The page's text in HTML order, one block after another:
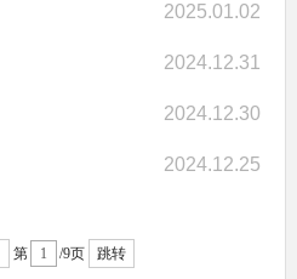
2025.01.02
2024.12.31
2024.12.30
2024.12.25
第 /9页 跳转